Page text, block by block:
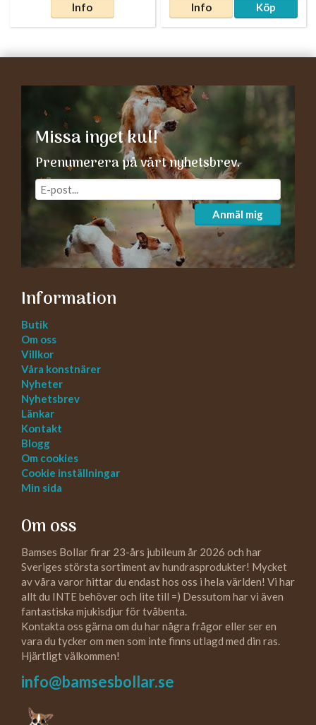
Info Info Köp
Missa inget kul!
Prenumerera på vårt nyhetsbrev.
Anmäl mig
Information
Butik
Om oss
Villkor
Våra konstnärer
Nyheter
Nyhetsbrev
Länkar
Kontakt
Blogg
Om cookies
Cookie inställningar
Min sida
Om oss
Bamses Bollar firar 23-års jubileum år 2026 och har
Sveriges största sortiment av hundrasprodukter! Mycket
av våra varor hittar du endast hos oss i hela världen! Vi har
allt du INTE behöver och lite till =) Dessutom har vi även
fantastiska mjukisdjur för tvåbenta.
Kontakta oss gärna om du har några frågor eller ser en
vara du tycker om men som inte finns utlagd med din ras.
Hjärtligt välkommen!
info@bamsesbollar.se